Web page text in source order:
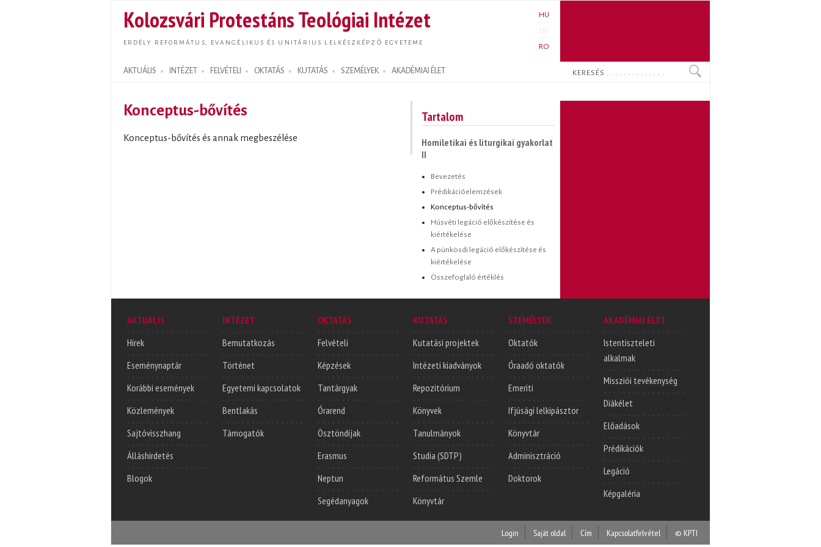
tartalomra
Kolozsvári Protestáns Teológiai Intézet
ERDÉLY REFORMÁTUS, EVANGÉLIKUS ÉS UNITÁRIUS LELKÉSZKÉPZŐ EGYETEME
HU
RO
AKTUÁLIS INTÉZET FELVÉTELI OKTATÁS KUTATÁS SZEMÉLYEK AKADÉMIAI ÉLET
Search form
Keresés
Konceptus-bővítés
Konceptus-bővítés és annak megbeszélése
Tartalom
Homiletikai és liturgikai gyakorlat
II
Bevezetés
Prédikációelemzések
Konceptus-bővítés
Húsvéti legáció előkészítése és
kiértékelése
A pünkösdi legáció előkészítése és
kiértékelése
Összefoglaló értéklés
AKTUÁLIS
Hírek
Eseménynaptár
Korábbi események
Közlemények
Sajtóvisszhang
Álláshirdetés
Blogok
INTÉZET
Bemutatkozás
Történet
Egyetemi kapcsolatok
Bentlakás
Támogatók
OKTATÁS
Felvételi
Képzések
Tantárgyak
Órarend
Ösztöndíjak
Erasmus
Neptun
Segédanyagok
KUTATÁS
Kutatási projektek
Intézeti kiadványok
Repozitórium
Könyvek
Tanulmányok
Studia (SDTP)
Református Szemle
Könyvtár
SZEMÉLYEK
Oktatók
Óraadó oktatók
Emeriti
Ifjúsági lelkipásztor
Könyvtár
Adminisztráció
Doktorok
AKADÉMIAI ÉLET
Istentiszteleti
alkalmak
Missziói tevékenység
Diákélet
Előadások
Prédikációk
Legáció
Képgaléria
Login Saját oldal Cím Kapcsolatfelvétel © KPTI